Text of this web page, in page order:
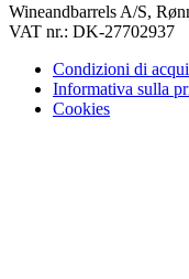
Wineandbarrels A/S,
VAT nr.: DK-27702937
Condizioni di
Informativa sulla
Cookies